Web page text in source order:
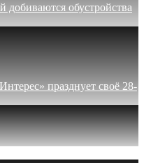
добиваются обустройства
празднует своё 28-